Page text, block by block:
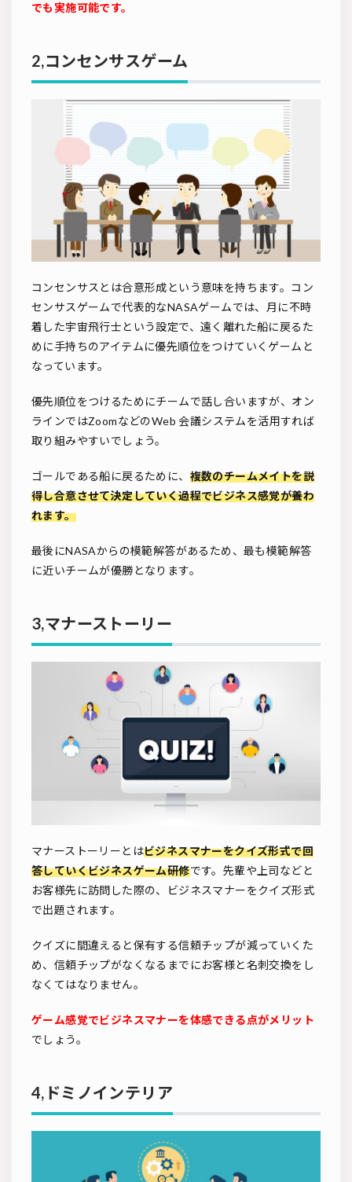
でも実施可能です。
2,コンセンサスゲーム
コンセンサスとは合意形成という意味を持ちます。コン
センサスゲームで代表的なNASAゲームでは、月に不時
着した宇宙飛行士という設定で、遠く離れた船に戻るた
めに手持ちのアイテムに優先順位をつけていくゲームと
なっています。
優先順位をつけるためにチームで話し合いますが、オン
ラインではZoomなどのWeb 会議システムを活用すれば
取り組みやすいでしょう。
ゴールである船に戻るために、 複数のチームメイトを説
得し合意させて決定していく過程でビジネス感覚が養わ
れます。
最後にNASAからの模範解答があるため、最も模範解答
に近いチームが優勝となります。
3,マナーストーリー
マナーストーリーとはビジネスマナーをクイズ形式で回
答していくビジネスゲーム研修です。先輩や上司などと
お客様先に訪問した際の、ビジネスマナーをクイズ形式
で出題されます。
クイズに間違えると保有する信頼チップが減っていくた
め、信頼チップがなくなるまでにお客様と名刺交換をし
なくてはなりません。
ゲーム感覚でビジネスマナーを体感できる点がメリット
でしょう。
4,ドミノインテリア